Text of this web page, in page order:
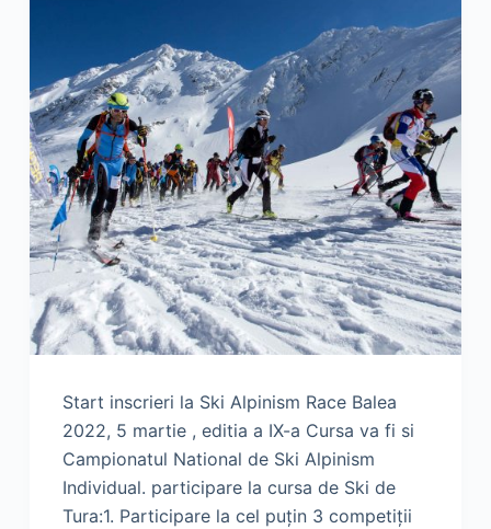
Start inscrieri la Ski Alpinism Race Balea
2022, 5 martie , editia a IX-a Cursa va fi si
Campionatul National de Ski Alpinism
Individual. participare la cursa de Ski de
Tura:1. Participare la cel puţin 3 competiţii